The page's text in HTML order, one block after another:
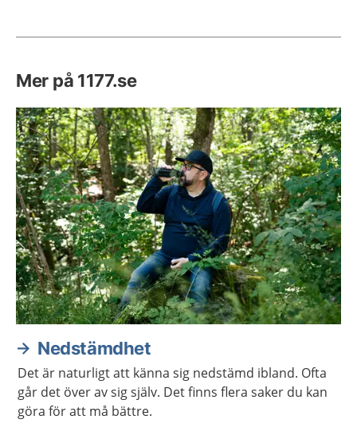
Mer på 1177.se
Nedstämdhet
Det är naturligt att känna sig nedstämd ibland. Ofta
går det över av sig själv. Det finns flera saker du kan
göra för att må bättre.